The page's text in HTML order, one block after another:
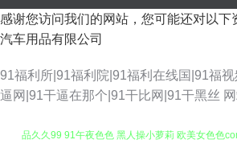
感谢您访问我们的网站，您可能还对以下
汽车用品有限公司
91福利所|91福利院|91福利在线国|91福
逼网|91干逼在那个|91干比网|91干黑丝